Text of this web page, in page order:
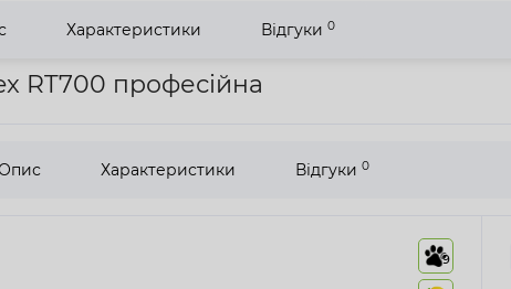
Характеристики Відгуки 0
Бігові доріжки Бігова доріжка Fitex RT700
RT700 професійна
Характеристики Відгуки 0
9